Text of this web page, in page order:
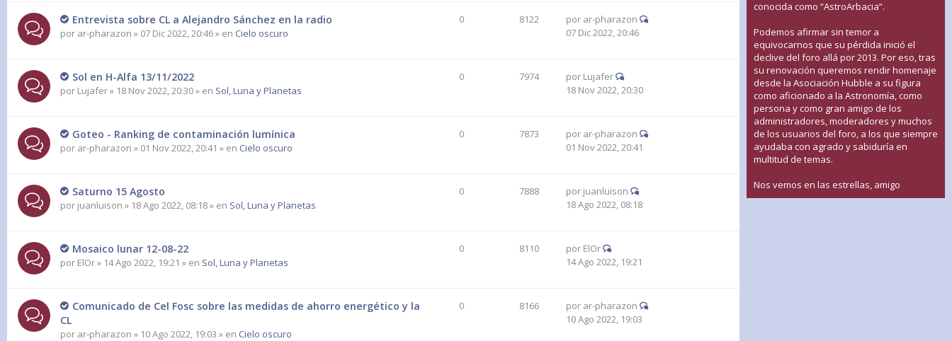
Entrevista sobre CL a Alejandro Sánchez en la radio
por ar-pharazon » 07 Dic 2022, 20:46 » en Cielo oscuro
0 8122 por ar-pharazon
07 Dic 2022, 20:46
Sol en H-Alfa 13/11/2022
por Lujafer» 18 Nov 2022, 20:30 » en Sol, Luna y Planetas
0 7974 por Lujafer
18 Nov 2022, 20:30
Goteo - Ranking de contaminación lumínica
por ar-pharazon » 01 Nov 2022, 20:41 » en Cielo oscuro
0 7873 por ar-pharazon
01 Nov 2022, 20:41
Saturno 15 Agosto
por juanluison » 18 Ago 2022, 08:18 » en Sol, Luna y Planetas
0 7888 por juanluison
18 Ago 2022, 08:18
Mosaico lunar 12-08-22
por ElOr» 14 Ago 2022, 19:21 » en Sol, Luna y Planetas
0 8110 por ElOr
14 Ago 2022, 19:21
Comunicado de Cel Fosc sobre las medidas de ahorro energético y la
CL
por ar-pharazon » 10 Ago 2022, 19:03 » en Cielo oscuro
0 8166 por ar-pharazon
10 Ago 2022, 19:03
conocida como “AstroArbacia”.
Podemos afirmar sin temor a
equivocarnos que su pérdida inició el
declive del foro allá por 2013. Por eso, tras
su renovación queremos rendir homenaje
desde la Asociación Hubble a su figura
como aficionado a la Astronomía, como
persona y como gran amigo de los
administradores, moderadores y muchos
de los usuarios del foro, a los que siempre
ayudaba con agrado y sabiduría en
multitud de temas.
Nos vemos en las estrellas, amigo